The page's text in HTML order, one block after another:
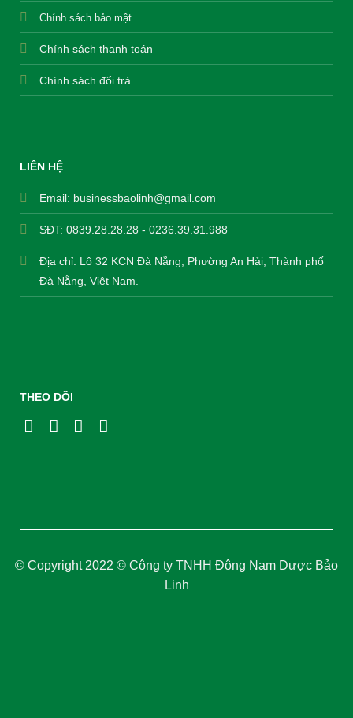
Chính sách bảo mật
Chính sách thanh toán
Chính sách đổi trả
LIÊN HỆ
Email: businessbaolinh@gmail.com
SĐT: 0839.28.28.28 - 0236.39.31.988
Địa chỉ: Lô 32 KCN Đà Nẵng, Phường An Hải, Thành phố
Đà Nẵng, Việt Nam.
THEO DÕI
© Copyright 2022 © Công ty TNHH Đông Nam Dược Bảo
Linh